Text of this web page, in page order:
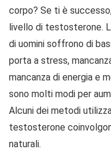
corpo? Se ti è
livello di testosterone.
di uomini soffrono di
porta a stress,
mancanza di energia e
sono molti modi per
Alcuni dei metodi
testosterone
naturali.